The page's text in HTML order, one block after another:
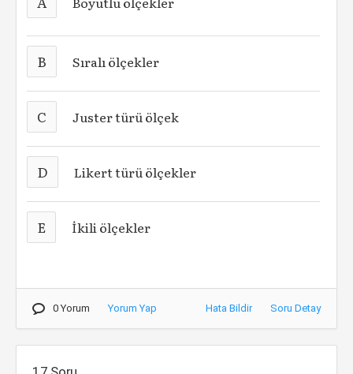
B Sıralı ölçekler
C Juster türü ölçek
D Likert türü ölçekler
E İkili ölçekler
0 Yorum Yorum Yap Hata Bildir Soru Detay